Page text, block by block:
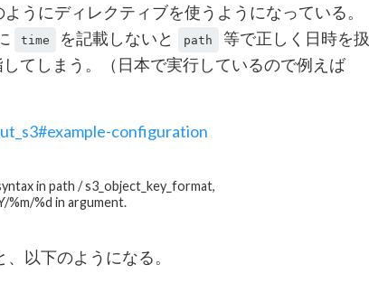
ようにディレクティブを使うようになっている。
time を記載しないと path
等で正しく日時を扱
てしまう。（日本で実行しているので例えば
configuration
in path / s3_object_key_format,
%m/%d in argument.
以下のようになる。